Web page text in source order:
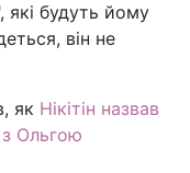
будуть йому
він не
як Нікітін назвав
Ольгою